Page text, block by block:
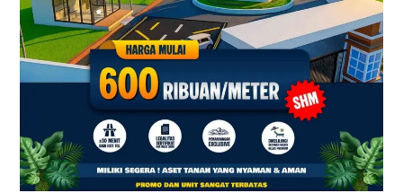
Exit
Tol
Sentul